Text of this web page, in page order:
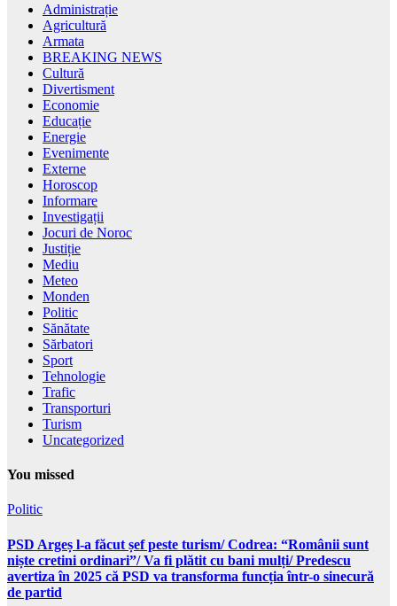
Administrație
Agricultură
Armata
BREAKING NEWS
Cultură
Divertisment
Economie
Educație
Energie
Evenimente
Externe
Horoscop
Informare
Investigații
Jocuri de Noroc
Justiție
Mediu
Meteo
Monden
Politic
Sănătate
Sărbatori
Sport
Tehnologie
Trafic
Transporturi
Turism
Uncategorized
You missed
Politic
PSD Argeș l-a făcut șef peste turism/ Codrea: “Românii sunt
niște cretini ordinari”/ Va fi plătit cu bani mulți/ Predescu
avertiza în 2025 că PSD va transforma funcția într-o sinecură
de partid